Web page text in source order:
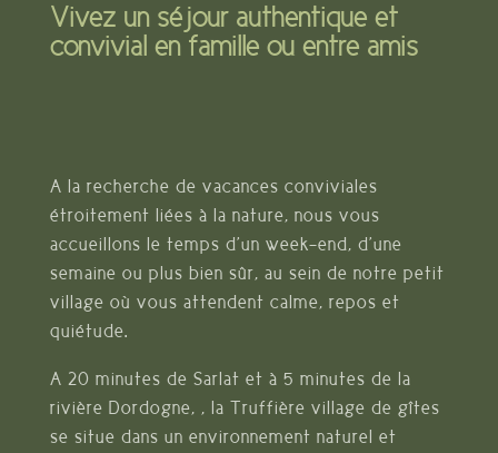
Vivez un séjour authentique et
convivial en famille ou entre amis
A la recherche de vacances conviviales
étroitement liées à la nature, nous vous
accueillons le temps d’un week-end, d’une
semaine ou plus bien sûr, au sein de notre petit
village où vous attendent calme, repos et
quiétude.
A 20 minutes de Sarlat et à 5 minutes de la
rivière Dordogne, , la Truffière village de gîtes
se situe dans un environnement naturel et